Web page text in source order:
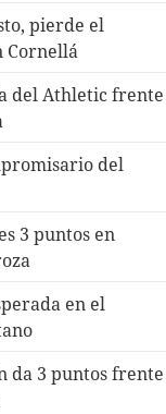
pierde el
Cornellá
del Athletic frente
del
3 puntos en
en el
da 3 puntos frente